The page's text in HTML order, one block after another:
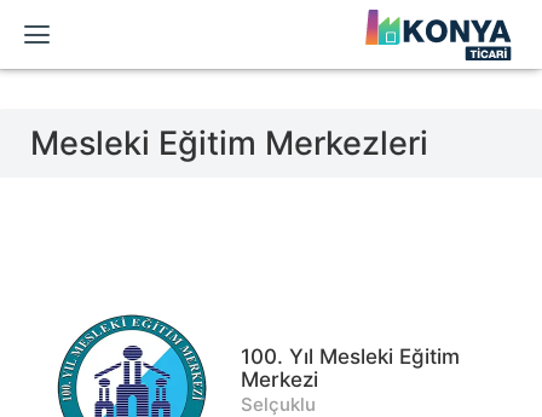
Mesleki Eğitim Merkezleri
100. Yıl Mesleki Eğitim
Merkezi
Selçuklu